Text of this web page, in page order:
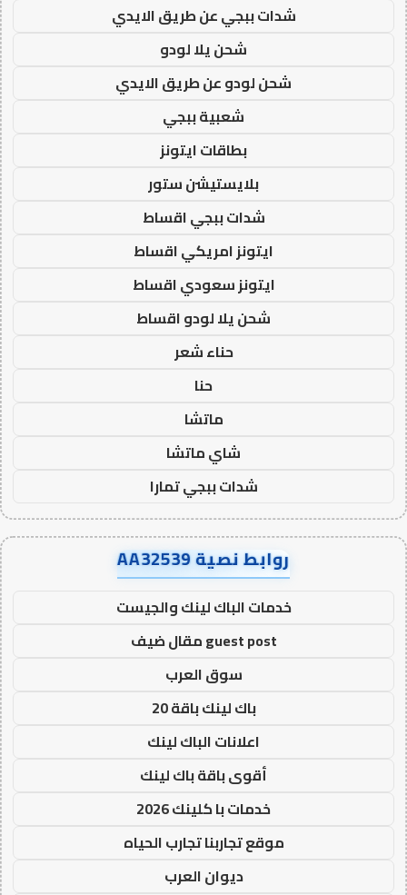
شدات ببجي عن طريق الايدي
شحن يلا لودو
شحن لودو عن طريق الايدي
شعبية ببجي
بطاقات ايتونز
بلايستيشن ستور
شدات ببجي اقساط
ايتونز امريكي اقساط
ايتونز سعودي اقساط
شحن يلا لودو اقساط
حناء شعر
حنا
ماتشا
شاي ماتشا
شدات ببجي تمارا
روابط نصية AA32539
خدمات الباك لينك والجيست
guest post مقال ضيف
سوق العرب
باك لينك باقة 20
اعلانات الباك لينك
أقوى باقة باك لينك
خدمات با كلينك 2026
موقع تجاربنا تجارب الحياه
ديوان العرب